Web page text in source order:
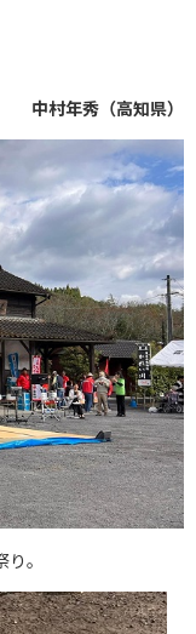
中村年秀（高知県）
。